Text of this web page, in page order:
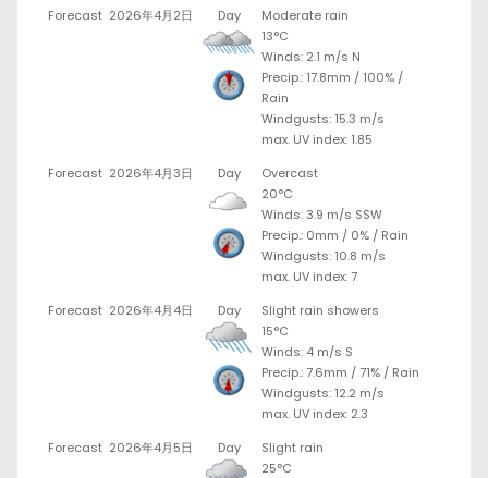
Forecast 2026年4月2日 Day
Moderate rain
13°C
Winds: 2.1 m/s N
Precip.: 17.8mm / 100% /
Rain
Windgusts: 15.3 m/s
max. UV index: 1.85
Forecast 2026年4月3日 Day
Overcast
20°C
Winds: 3.9 m/s SSW
Precip.: 0mm / 0% / Rain
Windgusts: 10.8 m/s
max. UV index: 7
Forecast 2026年4月4日 Day
Slight rain showers
15°C
Winds: 4 m/s S
Precip.:7.6mm /71% / Rain
Windgusts: 12.2 m/s
max. UV index: 2.3
Forecast 2026年4月5日 Day
Slight rain
25°C